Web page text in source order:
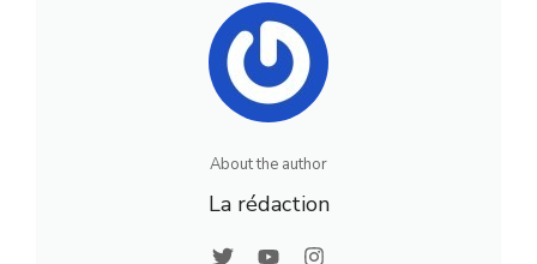
About the author
La rédaction